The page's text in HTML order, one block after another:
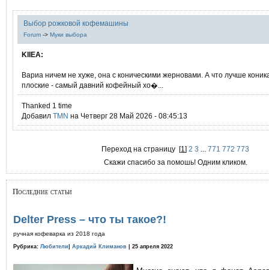
Выбор рожковой кофемашины
Forum -> Муки выбора
KIIEA:
Вариа ничем не хуже, она с коническими жерновами. А что лучше
плоские - самый давний кофейный хо�...
Thanked 1 time
Добавил TMN на Четверг 28 Май 2026 - 08:45:13
Переход на страницу[1]2 3 ...771 772 773
Скажи спасибо за помошь! Одним кликом.
Последние статьи
Delter Press – что ты такое?!
ручная кофеварка из 2018 года
Рубрика: Любители Аркадий Климанов | 25 апреля 2022